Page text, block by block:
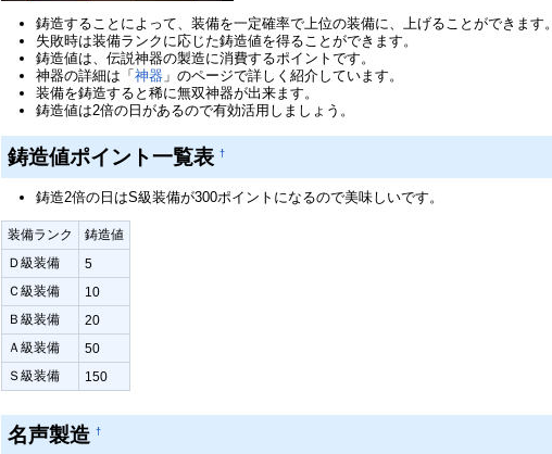
鋳造することによって、装備を一定確率で上位の装備に、上げることができます。
失敗時は装備ランクに応じた鋳造値を得ることができます。
鋳造値は、伝説神器の製造に消費するポイントです。
神器の詳細は「神器 」のページで詳しく紹介しています。
装備を鋳造すると稀に無双神器が出来ます。
鋳造値は2倍の日があるので有効活用しましょう。
鋳造値ポイント一覧表†
鋳造2倍の日はS級装備が300ポイントになるので美味しいです。
装備ランク
鋳造値
Ｄ級装備
5
Ｃ級装備
10
Ｂ級装備
20
Ａ級装備
50
Ｓ級装備
150
名声製造†